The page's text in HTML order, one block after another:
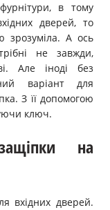
в тому
дверей, то
зрозуміла. А ось
не завжди,
Але іноді без
варіант для
З її допомогою
ключ.
на
вхідних дверей.